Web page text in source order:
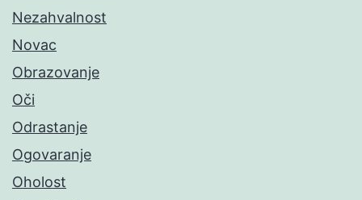
Nezahvalnost
Novac
Obrazovanje
Oči
Odrastanje
Ogovaranje
Oholost